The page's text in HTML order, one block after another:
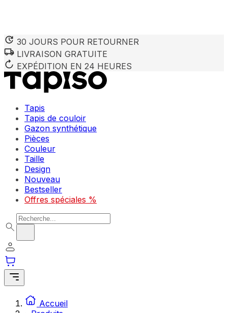
30 JOURS POUR RETOURNER
LIVRAISON GRATUITE
EXPÉDITION EN 24 HEURES
Tapis
Tapis de couloir
Gazon synthétique
Pièces
Couleur
Taille
Design
Nouveau
Bestseller
Offres spéciales %
Recherche de produits
Accueil